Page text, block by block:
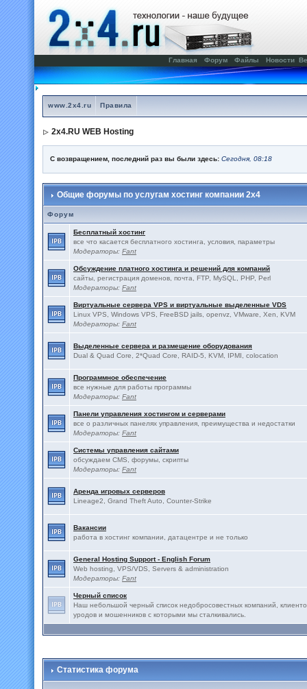
Главная Форум Файлы Новости
www.2x4.ru Правила
2x4.RU WEB Hosting
С возвращением, последний раз вы были здесь: Сегодня, 08:18
Общие форумы по услугам хостинг компании 2x4
Форум
Бесплатный хостинг
все что касается бесплатного хостинга, условия, параметры
Модераторы: Fant
Обсуждение платного хостинга и решений для компаний
сайты, регистрация доменов, почта, FTP, MySQL, PHP, Perl
Модераторы: Fant
Виртуальные сервера VPS и виртуальные выделенные VDS
Linux VPS, Windows VPS, FreeBSD jails, openvz, VMware, Xen, KVM
Модераторы: Fant
Выделенные сервера и размещение оборудования
Dual & Quad Core, 2*Quad Core, RAID-5, KVM, IPMI, colocation
Программное обеспечение
все нужные для работы программы
Модераторы: Fant
Панели управления хостингом и серверами
все о различных панелях управления, преимущества и недостатки
Модераторы: Fant
Системы управления сайтами
обсуждаем CMS, форумы, скрипты
Модераторы: Fant
Аренда игровых серверов
Lineage2, Grand Theft Auto, Counter-Strike
Вакансии
работа в хостинг компании, датацентре и не только
General Hosting Support - English Forum
Web hosting, VPS/VDS, Servers & administration
Модераторы: Fant
Черный список
Наш небольшой черный список недобросовестных компаний,
уродов и мошенников с которыми мы сталкивались.
Статистика форума